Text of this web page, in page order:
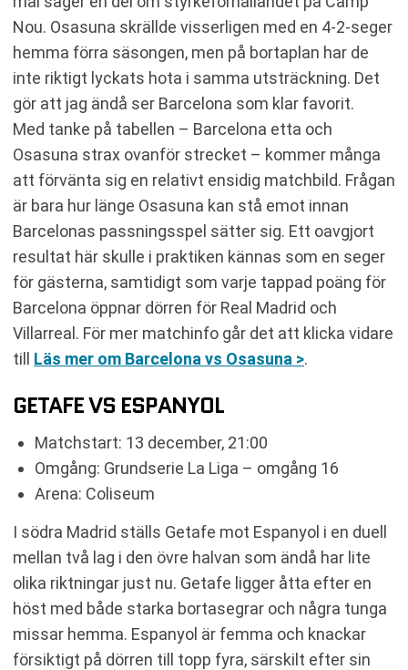
Nou. Osasuna skrällde visserligen med en 4-2-seger
hemma förra säsongen, men på bortaplan har de
inte riktigt lyckats hota i samma utsträckning. Det
gör att jag ändå ser Barcelona som klar favorit.
Med tanke på tabellen – Barcelona etta och
Osasuna strax ovanför strecket – kommer många
att förvänta sig en relativt ensidig matchbild. Frågan
är bara hur länge Osasuna kan stå emot innan
Barcelonas passningsspel sätter sig. Ett oavgjort
resultat här skulle i praktiken kännas som en seger
för gästerna, samtidigt som varje tappad poäng för
Barcelona öppnar dörren för Real Madrid och
Villarreal. För mer matchinfo går det att klicka vidare
till Läs mer om Barcelona vs Osasuna >.
GETAFE VS ESPANYOL
Matchstart: 13 december, 21:00
Omgång: Grundserie La Liga – omgång 16
Arena: Coliseum
I södra Madrid ställs Getafe mot Espanyol i en duell
mellan två lag i den övre halvan som ändå har lite
olika riktningar just nu. Getafe ligger åtta efter en
höst med både starka bortasegrar och några tunga
missar hemma. Espanyol är femma och knackar
försiktigt på dörren till topp fyra, särskilt efter sin